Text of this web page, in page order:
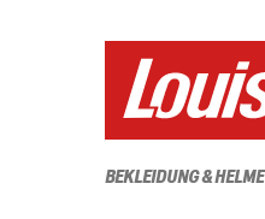
BEKLEIDUNG & HELME